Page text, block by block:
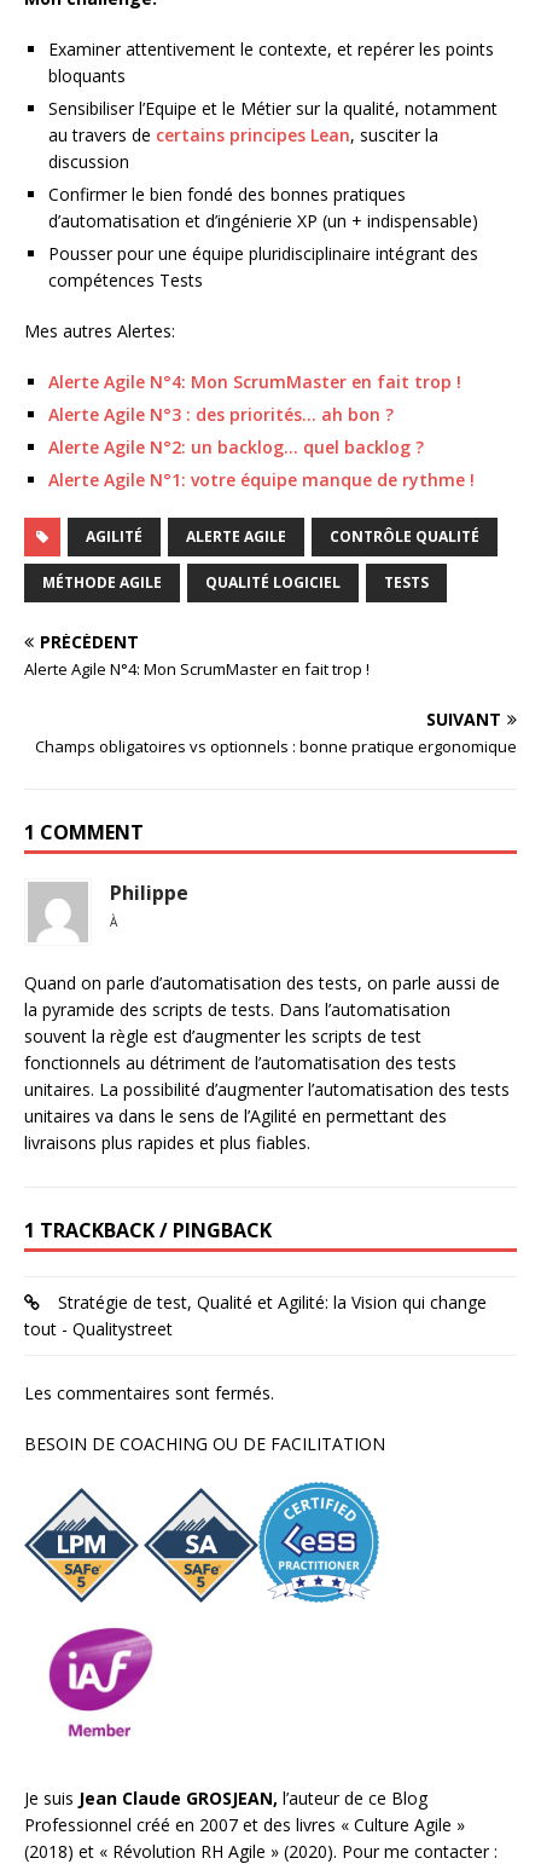
Examiner attentivement le contexte, et repérer les points
bloquants
Sensibiliser l’Equipe et le Métier sur la qualité, notamment
au travers de certains principes Lean, susciter la
discussion
Confirmer le bien fondé des bonnes pratiques
d’automatisation et d’ingénierie XP (un + indispensable)
Pousser pour une équipe pluridisciplinaire intégrant des
compétences Tests
Mes autres Alertes:
Alerte Agile N°4: Mon ScrumMaster en fait trop !
Alerte Agile N°3 : des priorités… ah bon ?
Alerte Agile N°2: un backlog… quel backlog ?
Alerte Agile N°1: votre équipe manque de rythme !
AGILITÉ ALERTE AGILE CONTRÔLE QUALITÉ
MÉTHODE AGILE QUALITÉ LOGICIEL TESTS
PRÉCÉDENT
Alerte Agile N°4: Mon ScrumMaster en fait trop !
SUIVANT
Champs obligatoires vs optionnels : bonne pratique ergonomique
1 COMMENT
Philippe
À
Quand on parle d’automatisation des tests, on parle aussi de
la pyramide des scripts de tests. Dans l’automatisation
souvent la règle est d’augmenter les scripts de test
fonctionnels au détriment de l’automatisation des tests
unitaires. La possibilité d’augmenter l’automatisation des tests
unitaires va dans le sens de l’Agilité en permettant des
livraisons plus rapides et plus fiables.
1 TRACKBACK / PINGBACK
Stratégie de test, Qualité et Agilité: la Vision qui change
tout - Qualitystreet
Les commentaires sont fermés.
BESOIN DE COACHING OU DE FACILITATION
Je suis Jean Claude GROSJEAN, l’auteur de ce Blog
Professionnel créé en 2007 et des livres « Culture Agile »
(2018) et « Révolution RH Agile » (2020). Pour me contacter :